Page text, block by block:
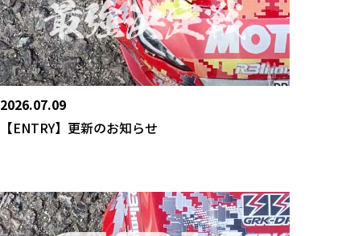
2026.07.09
【ENTRY】更新のお知らせ